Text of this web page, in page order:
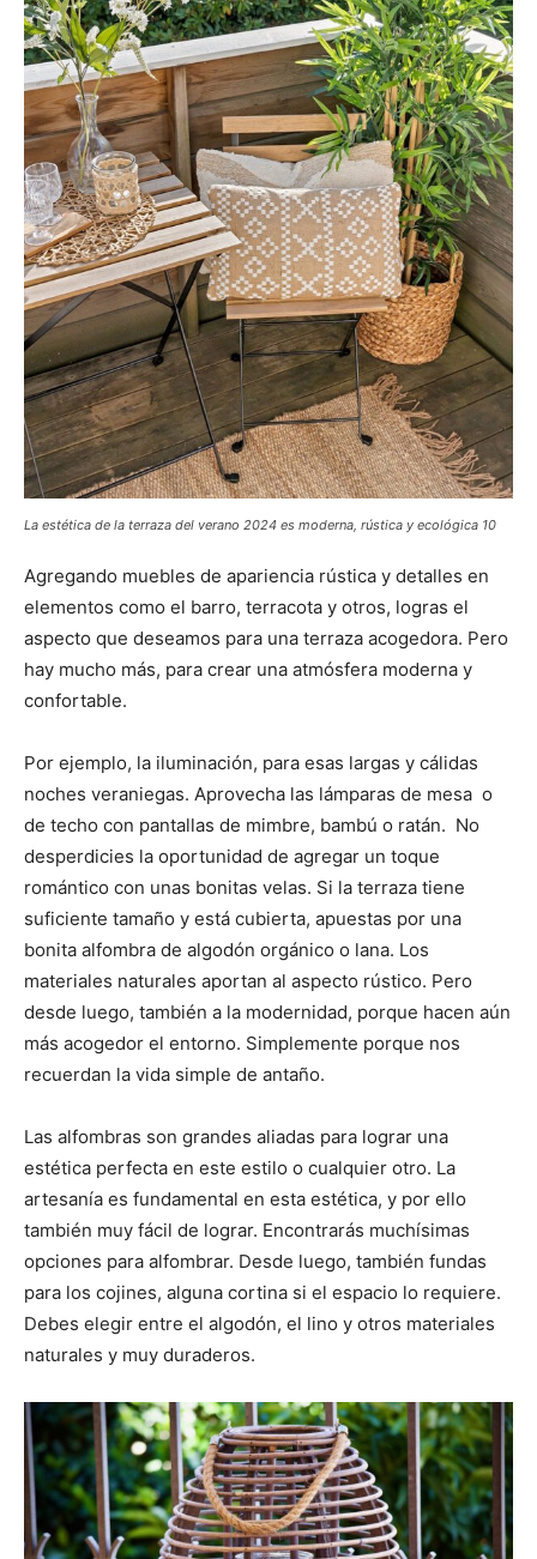
La estética de la terraza del verano 2024 es moderna, rústica y ecológica 10
Agregando muebles de apariencia rústica y detalles en
elementos como el barro, terracota y otros, logras el
aspecto que deseamos para una terraza acogedora. Pero
hay mucho más, para crear una atmósfera moderna y
confortable.
Por ejemplo, la iluminación, para esas largas y cálidas
noches veraniegas. Aprovecha las lámparas de mesa o
de techo con pantallas de mimbre, bambú o ratán. No
desperdicies la oportunidad de agregar un toque
romántico con unas bonitas velas. Si la terraza tiene
suficiente tamaño y está cubierta, apuestas por una
bonita alfombra de algodón orgánico o lana. Los
materiales naturales aportan al aspecto rústico. Pero
desde luego, también a la modernidad, porque hacen aún
más acogedor el entorno. Simplemente porque nos
recuerdan la vida simple de antaño.
Las alfombras son grandes aliadas para lograr una
estética perfecta en este estilo o cualquier otro. La
artesanía es fundamental en esta estética, y por ello
también muy fácil de lograr. Encontrarás muchísimas
opciones para alfombrar. Desde luego, también fundas
para los cojines, alguna cortina si el espacio lo requiere.
Debes elegir entre el algodón, el lino y otros materiales
naturales y muy duraderos.